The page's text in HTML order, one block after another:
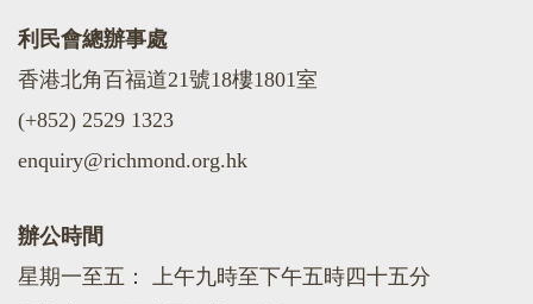
利民會總辦事處
香港北角百福道21號18樓1801室
(+852) 2529 1323
enquiry@richmond.org.hk
辦公時間
星期一至五： 上午九時至下午五時四十五分